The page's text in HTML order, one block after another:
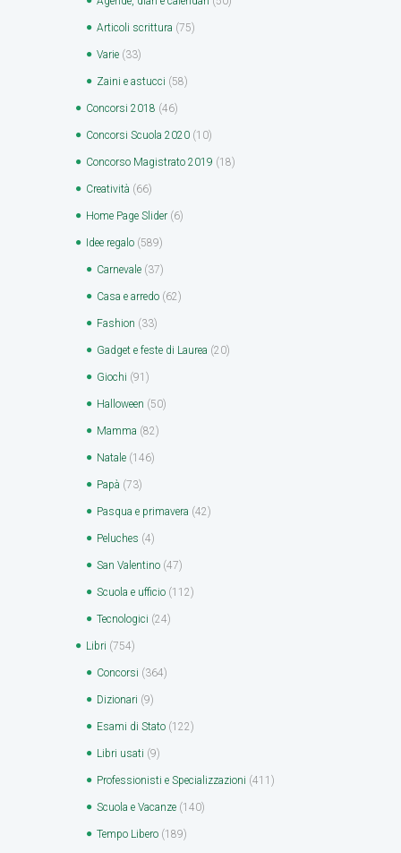
Articoli scrittura (75)
Varie (33)
Zaini e astucci (58)
Concorsi 2018 (46)
Concorsi Scuola 2020 (10)
Concorso Magistrato 2019 (18)
Creatività (66)
Home Page Slider (6)
Idee regalo (589)
Carnevale (37)
Casa e arredo (62)
Fashion (33)
Gadget e feste di Laurea (20)
Giochi (91)
Halloween (50)
Mamma (82)
Natale (146)
Papà (73)
Pasqua e primavera (42)
Peluches (4)
San Valentino (47)
Scuola e ufficio (112)
Tecnologici (24)
Libri (754)
Concorsi (364)
Dizionari (9)
Esami di Stato (122)
Libri usati (9)
Professionisti e Specializzazioni (411)
Scuola e Vacanze (140)
Tempo Libero (189)